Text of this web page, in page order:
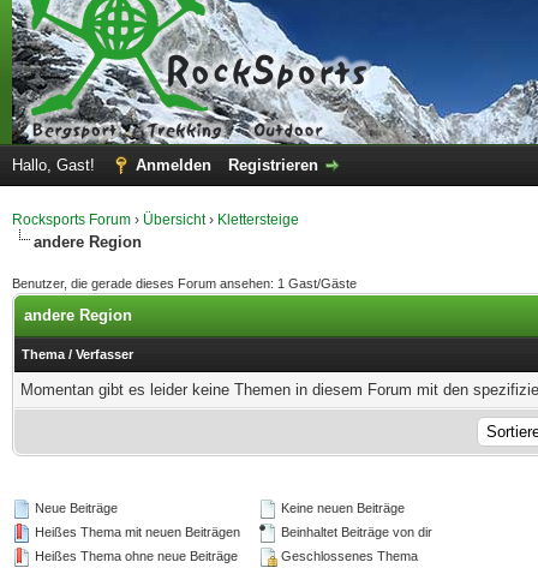
Hallo, Gast! Anmelden Registrieren
Rocksports Forum › Übersicht› Klettersteige
andere Region
Benutzer, die gerade dieses Forum ansehen: 1 Gast/Gäste
andere Region
Thema / Verfasser
Momentan gibt es leider keine Themen in diesem Forum mit den
Neue Beiträge
Heißes Thema mit neuen Beiträgen
Heißes Thema ohne neue Beiträge
Keine neuen Beiträge
Beinhaltet Beiträge von dir
Geschlossenes Thema